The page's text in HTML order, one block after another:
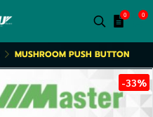
0 0
MUSHROOM PUSH BUTTON
-33%